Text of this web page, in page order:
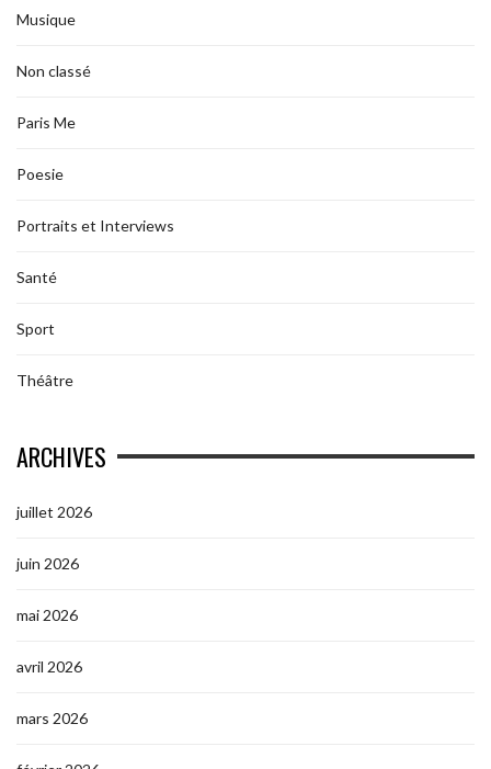
Musique
Non classé
Paris Me
Poesie
Portraits et Interviews
Santé
Sport
Théâtre
ARCHIVES
juillet 2026
juin 2026
mai 2026
avril 2026
mars 2026